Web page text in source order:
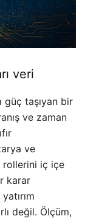
veri
güç taşıyan bir
ve zaman
ve
rollerini iç içe
karar
değil. Ölçüm,